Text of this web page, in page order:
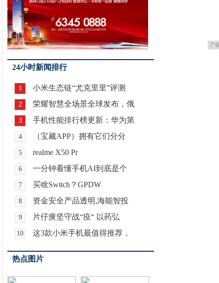
广
24小时新闻排行
1 小米生态链“尤克里里”评测
2 荣耀智慧全场景全球发布，俄
3 手机性能排行榜更新：华为第
4 （宝藏APP）拥有它们分分
5 realme X50 Pr
6 一分钟看懂手机AI到底是个
7 买啥Switch？GPDW
8 资金安全产品透明,海能智投
9 片仔癀坚守战“疫“ 以药弘
10 这3款小米手机最值得推荐，
热点图片